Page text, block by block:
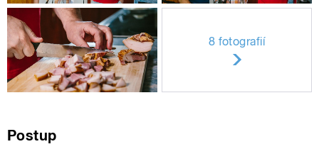
8 fotografií
Postup